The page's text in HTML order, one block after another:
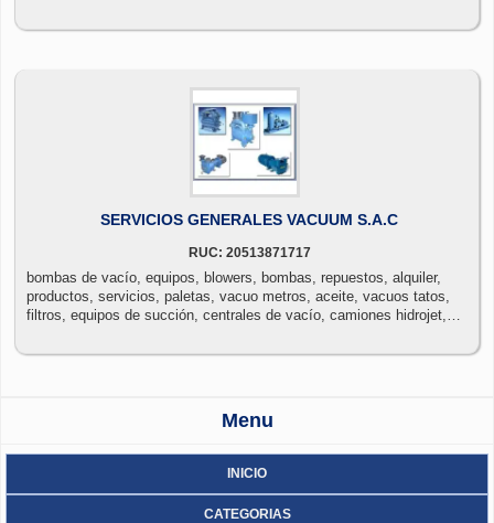
SERVICIOS GENERALES VACUUM S.A.C
RUC: 20513871717
bombas de vacío, equipos, blowers, bombas, repuestos, alquiler,
productos, servicios, paletas, vacuo metros, aceite, vacuos tatos,
filtros, equipos de succión, centrales de vacío, camiones hidrojet,
Menu
INICIO
CATEGORIAS